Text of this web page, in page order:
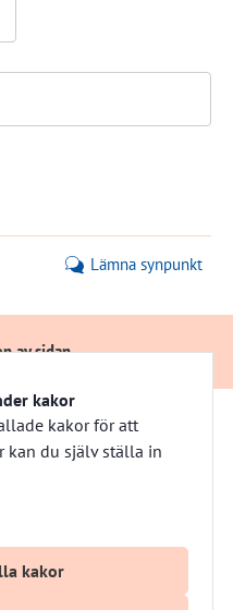
kakor
kakor för att
kan du själv ställa in
kakor
Lämna synpunkt
av sidan